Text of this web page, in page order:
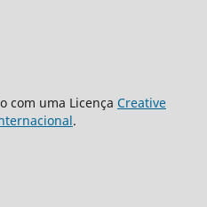
com uma Licença Creative
.